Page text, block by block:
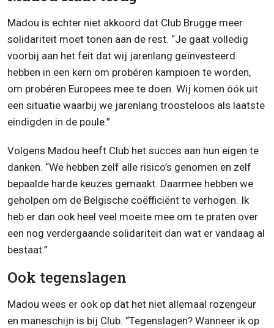
Madou is echter niet akkoord dat Club Brugge meer
solidariteit moet tonen aan de rest. “Je gaat volledig
voorbij aan het feit dat wij jarenlang geïnvesteerd
hebben in een kern om probéren kampioen te worden,
om probéren Europees mee te doen. Wij komen óók uit
een situatie waarbij we jarenlang troosteloos als laatste
eindigden in de poule.”
Volgens Madou heeft Club het succes aan hun eigen te
danken. “We hebben zelf alle risico’s genomen en zelf
bepaalde harde keuzes gemaakt. Daarmee hebben we
geholpen om de Belgische coëfficiënt te verhogen. Ik
heb er dan ook heel veel moeite mee om te praten over
een nog verdergaande solidariteit dan wat er vandaag al
bestaat.”
Ook tegenslagen
Madou wees er ook op dat het niet allemaal rozengeur
en maneschijn is bij Club. “Tegenslagen? Wanneer ik op